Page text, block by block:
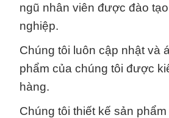
ngũ nhân viên được đào
nghiệp.
Chúng tôi luôn cập nhật và
phẩm của chúng tôi được
hàng.
Chúng tôi thiết kế sản